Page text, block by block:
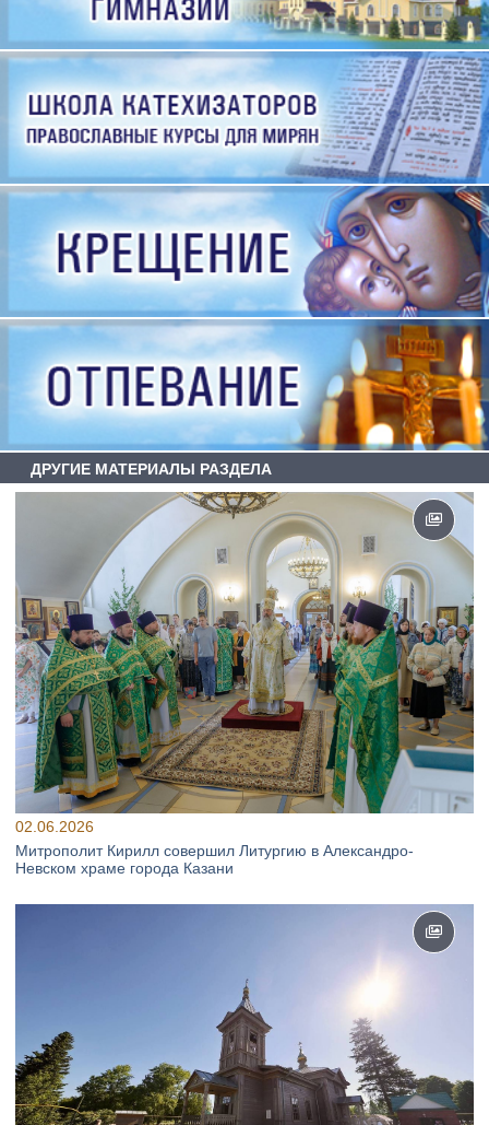
ДРУГИЕ МАТЕРИАЛЫ РАЗДЕЛА
02.06.2026
Митрополит Кирилл совершил Литургию в Александро-
Невском храме города Казани